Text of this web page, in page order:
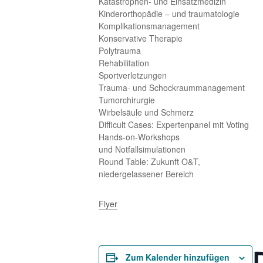
Kinderorthopädie – und traumatologie
Komplikationsmanagement
Konservative Therapie
Polytrauma
Rehabilitation
Sportverletzungen
Trauma- und Schockraummanagement
Tumorchirurgie
Wirbelsäule und Schmerz
Difficult Cases: Expertenpanel mit Voting
Hands-on-Workshops
und Notfallsimulationen
Round Table: Zukunft O&T,
niedergelassener Bereich
Flyer
Zum Kalender hinzufügen